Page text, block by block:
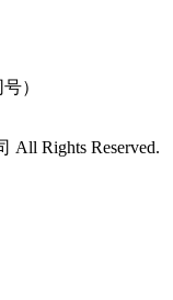
）
Rights Reserved.